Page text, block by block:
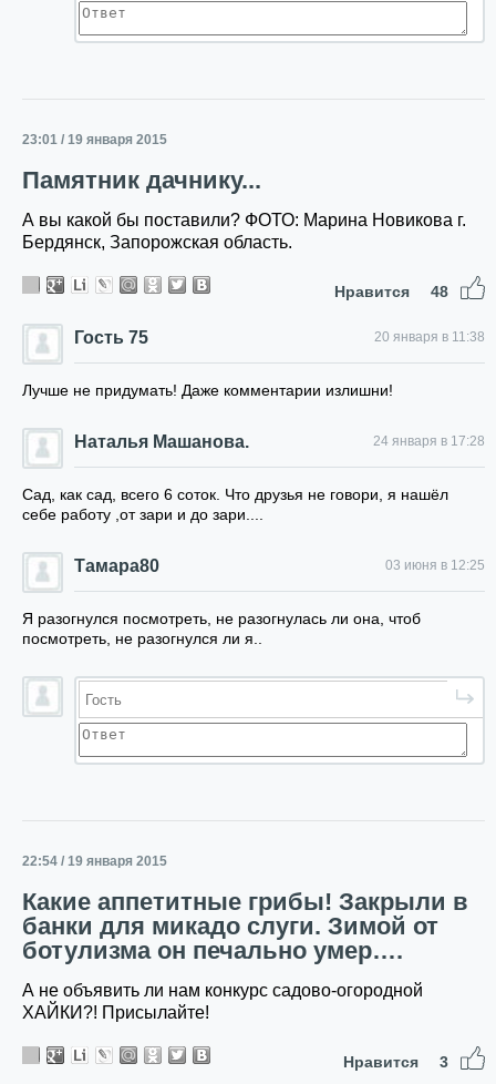
23:01 / 19 января 2015
Памятник дачнику...
А вы какой бы поставили? ФОТО: Марина Новикова г.
Бердянск, Запорожская область.
Нравится 48
Гость 75 20 января в 11:38
Лучше не придумать! Даже комментарии излишни!
Наталья Машанова. 24 января в 17:28
Сад, как сад, всего 6 соток. Что друзья не говори, я нашёл
себе работу ,от зари и до зари....
Тамара80 03 июня в 12:25
Я разогнулся посмотреть, не разогнулась ли она, чтоб
посмотреть, не разогнулся ли я..
22:54 / 19 января 2015
Какие аппетитные грибы! Закрыли в
банки для микадо слуги. Зимой от
ботулизма он печально умер….
А не объявить ли нам конкурс садово-огородной
ХАЙКИ?! Присылайте!
Нравится 3